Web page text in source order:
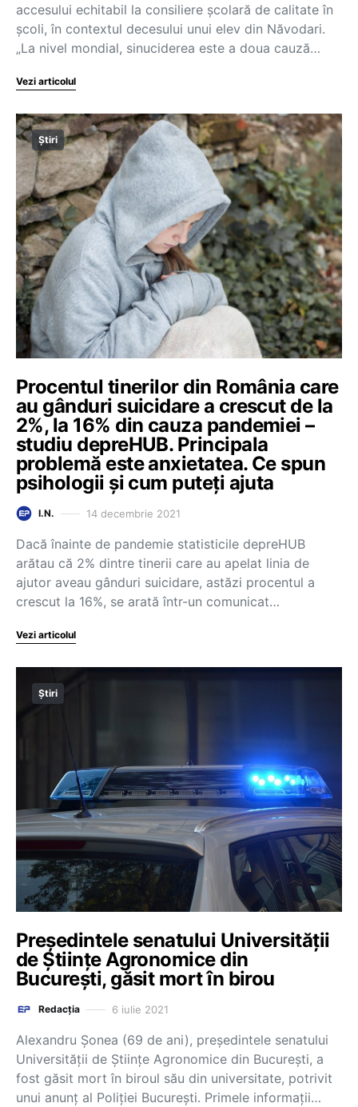
accesului echitabil la consiliere școlară de calitate în
școli, în contextul decesului unui elev din Năvodari.
„La nivel mondial, sinuciderea este a doua cauză…
Vezi articolul
Știri
Procentul tinerilor din România care
au gânduri suicidare a crescut de la
2%, la 16% din cauza pandemiei –
studiu depreHUB. Principala
problemă este anxietatea. Ce spun
psihologii și cum puteți ajuta
I.N. 14 decembrie 2021
Dacă înainte de pandemie statisticile depreHUB
arătau că 2% dintre tinerii care au apelat linia de
ajutor aveau gânduri suicidare, astăzi procentul a
crescut la 16%, se arată într-un comunicat…
Vezi articolul
Știri
Președintele senatului Universității
de Științe Agronomice din
București, găsit mort în birou
Redacția 6 iulie 2021
Alexandru Șonea (69 de ani), președintele senatului
Universității de Științe Agronomice din București, a
fost găsit mort în biroul său din universitate, potrivit
unui anunț al Poliției București. Primele informații…